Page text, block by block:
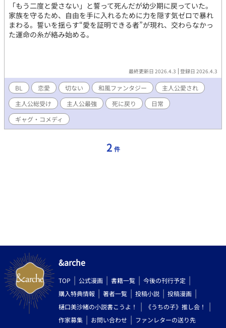
「もう二度と愛さない」と誓って死んだが幼少期に戻っていた。
家族を守るため、自由を手に入れるために力を隠す気ゼロで暴れ
まわる。誓いを揺らす“愛を証明できる者”が現れ、交わらなかっ
た運命の糸が絡み始める。
最終更新日 2026.4.3 登録日 2026.4.3
BL 恋愛 切ない 和風ファンタジー
主人公愛され
主人公総受け
主人公最強 死に戻り
日常
ギャグ・コメディ
2 件
&arche
TOP 公式漫画 書籍一覧
今後の刊行予定
購入特典情報
著者一覧 投稿小説
投稿漫画
樋口美沙緒の小説書こうよ！
《うちの子》推し会！
作家募集
お問い合わせ ファンレターの送り先